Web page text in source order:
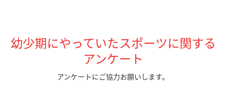
幼少期にやっていたスポーツに関する
アンケート
アンケートにご協力お願いします。